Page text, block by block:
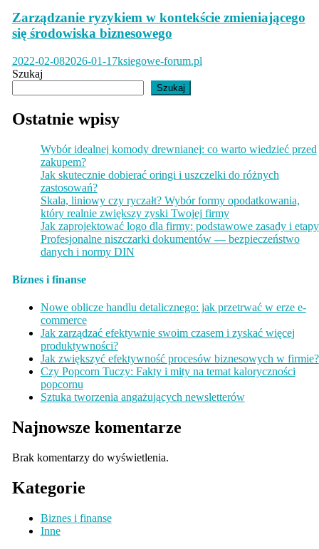
Zarządzanie ryzykiem w kontekście zmieniającego
się środowiska biznesowego
2022-02-082026-01-17ksiegowe-forum.pl
Szukaj
Szukaj
Ostatnie wpisy
Wybór idealnej komody drewnianej: co warto wiedzieć przed
zakupem?
Jak skutecznie dobierać oringi i uszczelki do różnych
zastosowań?
Skala, liniowy czy ryczałt? Wybór formy opodatkowania,
który realnie zwiększy zyski Twojej firmy
Jak zaprojektować logo dla firmy: podstawowe zasady i etapy
Profesjonalne niszczarki dokumentów — bezpieczeństwo
danych i normy DIN
Biznes i finanse
Nowe oblicze handlu detalicznego: jak przetrwać w erze e-
commerce
Jak zarządzać efektywnie swoim czasem i zyskać więcej
produktywności?
Jak zwiększyć efektywność procesów biznesowych w firmie?
Czy Popcorn Tuczy: Fakty i mity na temat kaloryczności
popcornu
Sztuka tworzenia angażujących newsletterów
Najnowsze komentarze
Brak komentarzy do wyświetlenia.
Kategorie
Biznes i finanse
Inne